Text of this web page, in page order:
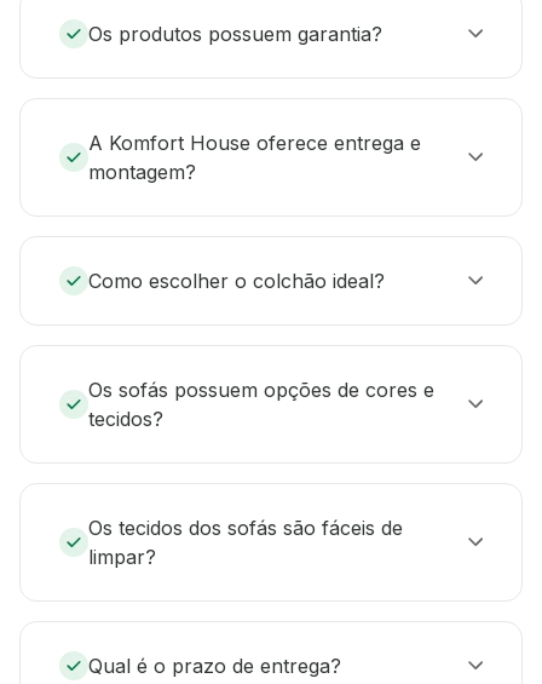
Os produtos possuem garantia?
A Komfort House oferece entrega e
montagem?
Como escolher o colchão ideal?
Os sofás possuem opções de cores e
tecidos?
Os tecidos dos sofás são fáceis de
limpar?
Qual é o prazo de entrega?